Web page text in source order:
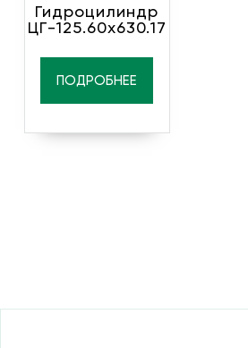
Гидроцилиндр
ЦГ-125.60х630.17
ПОДРОБНЕЕ